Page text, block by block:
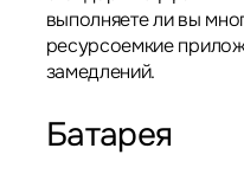
выполняете ли вы
ресурсоемкие
замедлений.
Батарея